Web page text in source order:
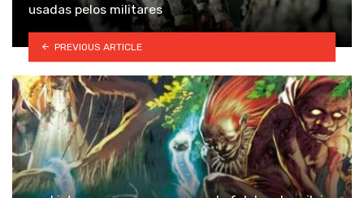
usadas pelos militares
PREVIOUS ARTICLE